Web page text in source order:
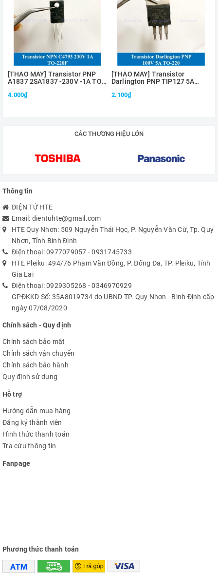
[THÁO MÁY] Transistor PNP
A1837 2SA1837 -230V -1A TO-
4.000₫
[THÁO MÁY] Transistor
Darlington PNP TIP127 5A
2.100₫
CÁC THƯƠNG HIỆU LỚN
Thông tin
ĐIỆN TỬ HTE
Email: dientuhte@gmail.com
HTE Quy Nhơn: 509 Nguyễn Thái Học, P. Nguyễn Văn Cừ, Tp. Quy
Nhơn, Tỉnh Bình Định
Điện thoại:0977079057 -0931745733
HTE Pleiku: 494/76 Phạm Văn Đồng, P. Đống Đa, TP. Pleiku, Tỉnh
Gia Lai
Điện thoại:0929305268 -0346970929
GPĐKKD Số: 35A8019734 do UBND TP. Quy Nhơn - Bình Định cấp
ngày 07/08/2020
Chính sách - Quy định
Chính sách bảo mật
Chính sách vận chuyển
Chính sách bảo hành
Quy định sử dụng
Hỗ trợ
Hướng dẫn mua hàng
Đăng ký thành viên
Hình thức thanh toán
Tra cứu thông tin
Fanpage
Phương thức thanh toán